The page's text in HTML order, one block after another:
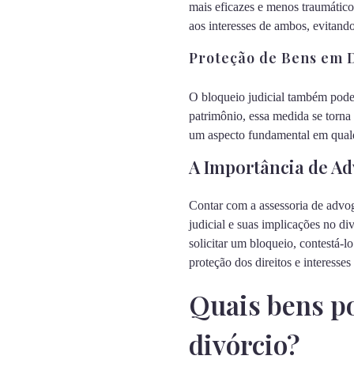
mais eficazes e menos
aos interesses de ambos,
Proteção de Bens em
O bloqueio judicial também
patrimônio, essa medida se
um aspecto fundamental em
A Importância de
Contar com a assessoria de
judicial e suas implicações no
solicitar um bloqueio, contestá-
proteção dos direitos e
Quais bens
divórcio?